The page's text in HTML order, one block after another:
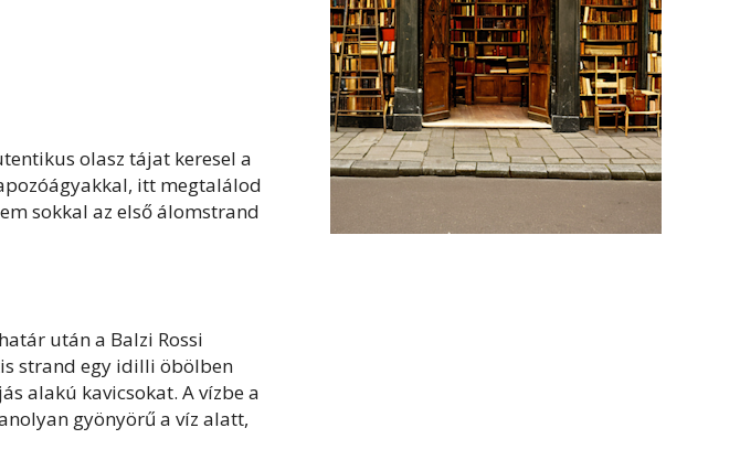
olasz tájat keresel a
itt megtalálod
sokkal az első álomstrand
után a Balzi Rossi
strand egy idilli öbölben
alakú kavicsokat. A vízbe a
gyönyörű a víz alatt,